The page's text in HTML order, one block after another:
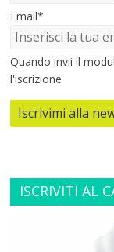
Email*
Quando invii il
l'iscrizione
Iscrivimi alla
ISCRIVITI AL